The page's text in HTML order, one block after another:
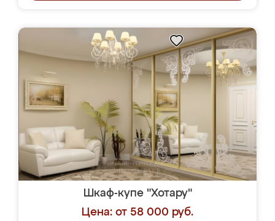
Шкаф-купе "Хотару"
Цена: от 58 000 руб.